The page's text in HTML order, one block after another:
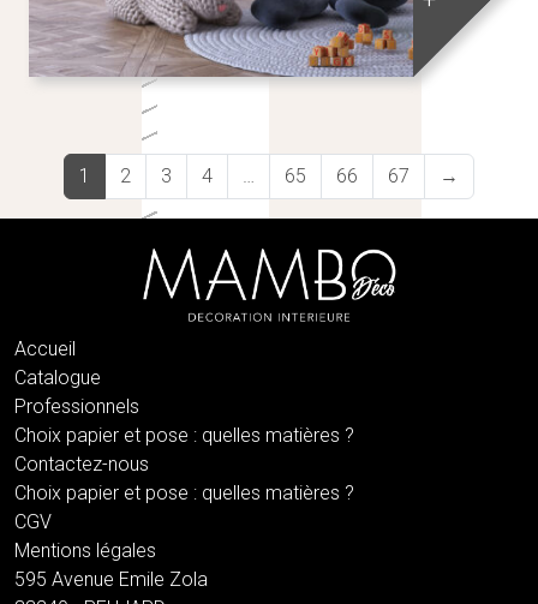
1 2 3 4 … 65 66 67 →
Accueil
Catalogue
Professionnels
Choix papier et pose : quelles matières ?
Contactez-nous
Choix papier et pose : quelles matières ?
CGV
Mentions légales
595 Avenue Emile Zola